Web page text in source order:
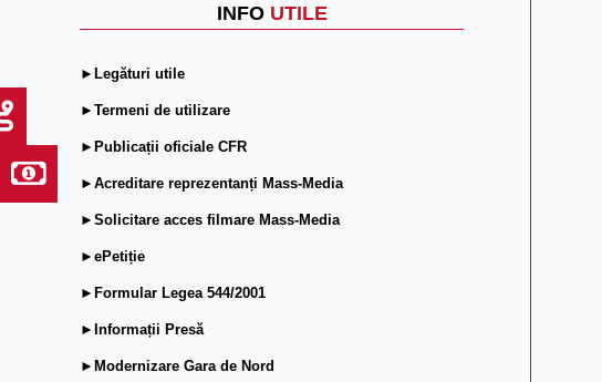
INFO UTILE
►Legături utile
►Termeni de utilizare
►Publicații oficiale CFR
►Acreditare reprezentanți Mass-Media
►Solicitare acces filmare Mass-Media
►ePetiție
►Formular Legea 544/2001
►Informații Presă
►Modernizare Gara de Nord